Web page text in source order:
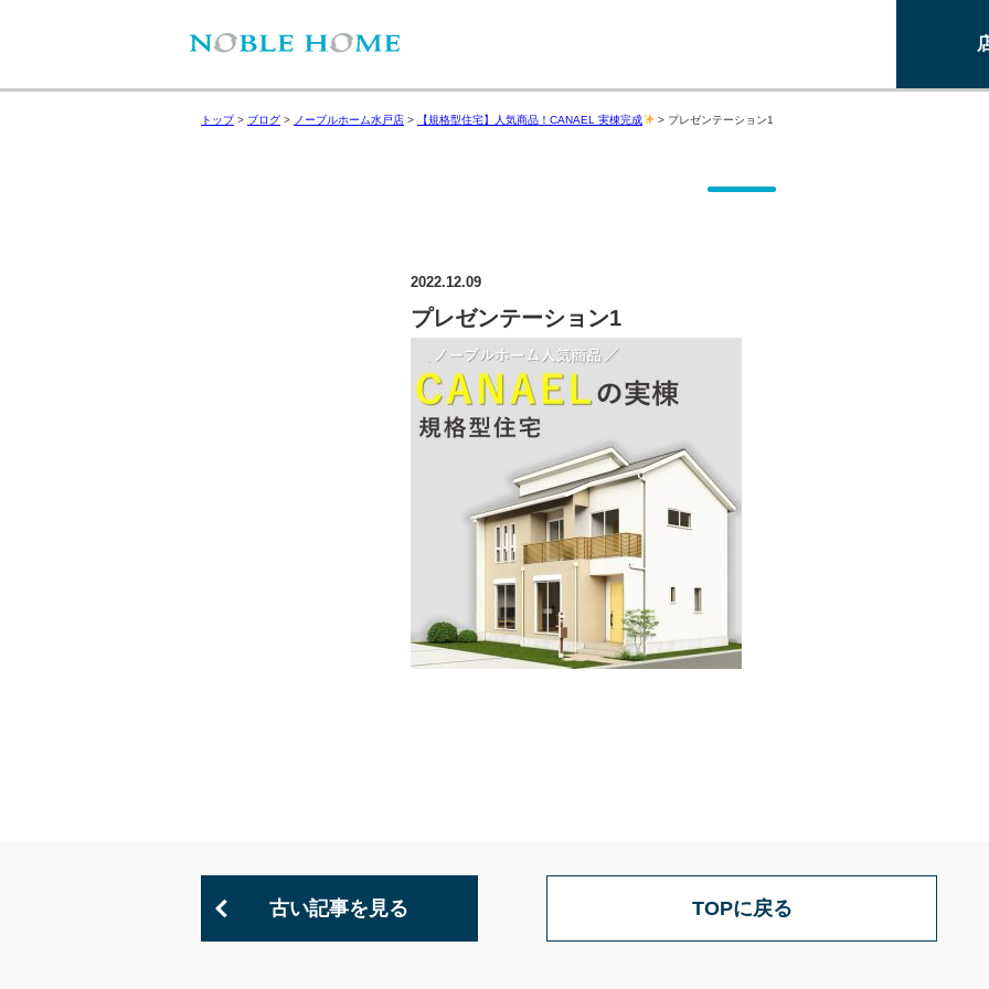
トップ> ブログ > ノーブルホーム水戸店 > 【規格型住宅】人気商品！CANAEL 実棟完成 > プレゼンテーション1
2022.12.09
プレゼンテーション1
古い記事を見る TOPに戻る